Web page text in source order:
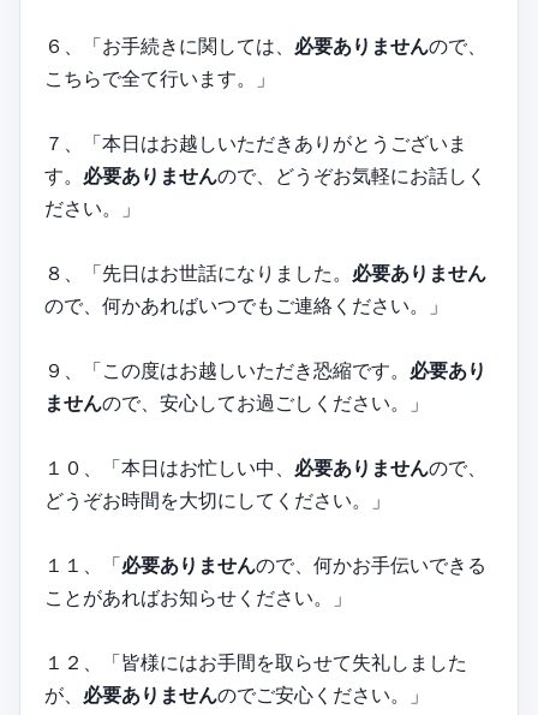
６、「お手続きに関しては、 必要ありませんので、
こちらで全て行います。」
７、「本日はお越しいただきありがとうございま
す。 必要ありませんので、どうぞお気軽にお話しく
ださい。」
８、「先日はお世話になりました。 必要ありません
ので、何かあればいつでもご連絡ください。」
９、「この度はお越しいただき恐縮です。 必要あり
ませんので、安心してお過ごしください。」
１０、「本日はお忙しい中、 必要ありませんので、
どうぞお時間を大切にしてください。」
１１、「必要ありませんので、何かお手伝いできる
ことがあればお知らせください。」
１２、「皆様にはお手間を取らせて失礼しました
が、 必要ありませんのでご安心ください。」